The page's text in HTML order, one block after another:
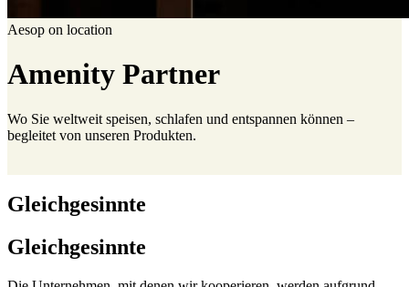
Aesop on location
Amenity Partner
Wo Sie weltweit speisen, schlafen und entspannen können –
begleitet von unseren Produkten.
Gleichgesinnte
Gleichgesinnte